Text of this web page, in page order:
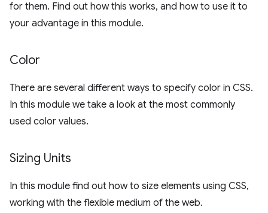
for them. Find out how this works, and how to use it to
your advantage in this module.
Color
There are several different ways to specify color in CSS.
In this module we take a look at the most commonly
used color values.
Sizing Units
In this module find out how to size elements using CSS,
working with the flexible medium of the web.